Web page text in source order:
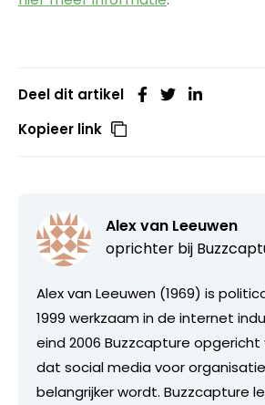
Deel dit artikel
Kopieer link
Alex van Leeuwen
oprichter bij
Alex van Leeuwen (1969) is
1999 werkzaam in de internet
eind 2006 Buzzcapture
dat social media voor
belangrijker wordt. Buzzcapture